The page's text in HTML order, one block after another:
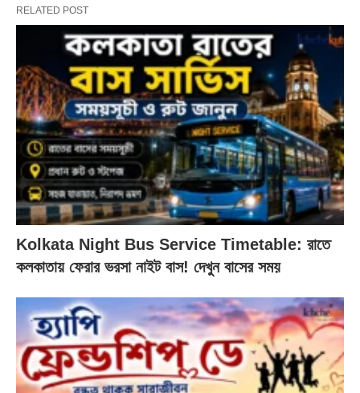
RELATED POST
Kolkata Night Bus Service Timetable: রাতে
কলকাতায় ফেরার ভরসা নাইট বাস! দেখুন বাসের সময়